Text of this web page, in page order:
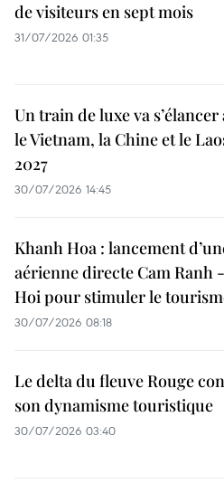
de visiteurs en sept mois ​
31/07/2026 01:35
Un train de luxe va
le Vietnam, la Chine et le
2027
30/07/2026 14:45
Khanh Hoa : lancement
aérienne directe Cam Ranh
Hoi pour stimuler le
30/07/2026 08:18
Le delta du fleuve Rouge
son dynamisme touristique
30/07/2026 03:40